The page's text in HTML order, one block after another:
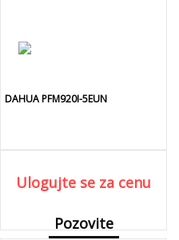
DAHUA PFM920I-5EUN
Ulogujte se za cenu
Pozovite